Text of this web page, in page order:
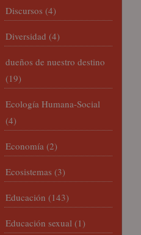
Discursos (4)
Diversidad (4)
dueños de nuestro destino
(19)
Ecología Humana-Social
(4)
Economía (2)
Ecosistemas (3)
Educación (143)
Educación sexual (1)